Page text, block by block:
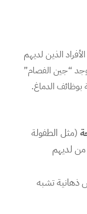
الذين لديهم
“جين الفصام”
بوظائف الدماغ.
(مثل الطفولة
لديهم
تشبه